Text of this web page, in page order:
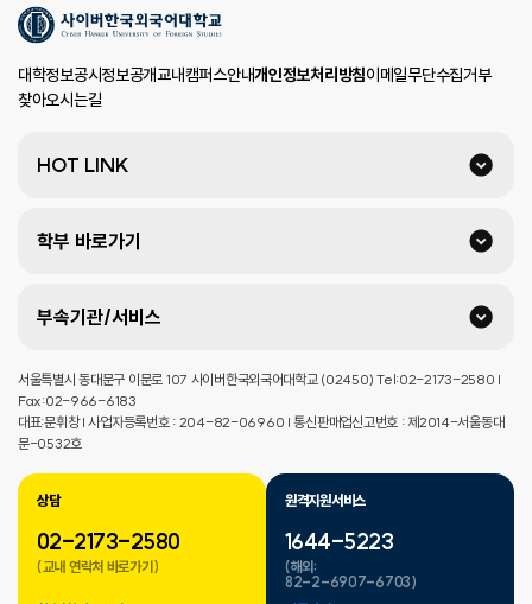
대학정보공시정보공개교내캠퍼스안내개인정보처리방침이메일무단수집거부
찾아오시는길
HOT LINK
학부 바로가기
부속기관/서비스
서울특별시 동대문구 이문로 107 사이버한국외국어대학교 (02450) Tel:02-2173-2580 |
Fax:02-966-6183
대표:문휘창 | 사업자등록번호 : 204-82-06960 | 통신판매업신고번호 : 제2014-서울동대
문-0532호
상담
02-2173-2580
(교내 연락처 바로가기)
원격지원서비스
1644-5223
(해외:
82-2-6907-6703)